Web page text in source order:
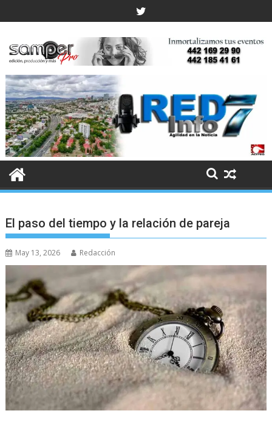
to
El paso del tiempo y la relación de pareja
May 13, 2026 Redacción